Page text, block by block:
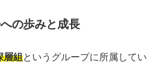
の歩みと成長
層組というグループに所属してい